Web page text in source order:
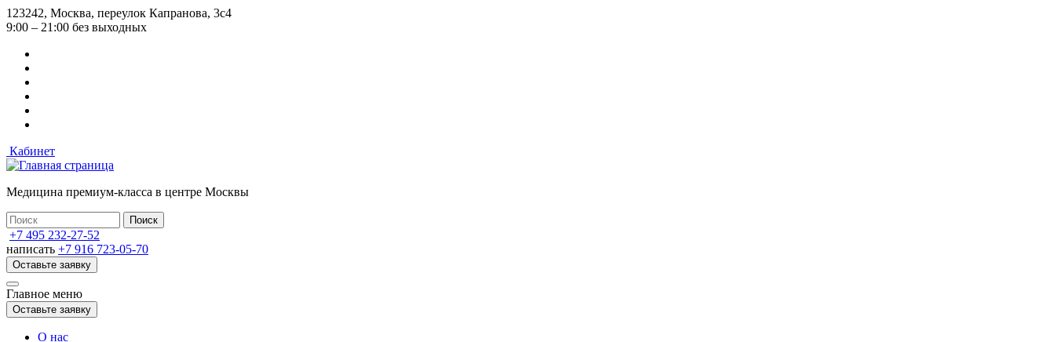
Перейти
к
содержанию
123242, Москва, переулок Капранова, 3с4
9:00 – 21:00 без выходных
Кабинет
Медицина премиум-класса в центре Москвы
+7 495 232-27-52
написать +7 916 723-05-70
Оставьте заявку
Главное меню
Оставьте заявку
О нас